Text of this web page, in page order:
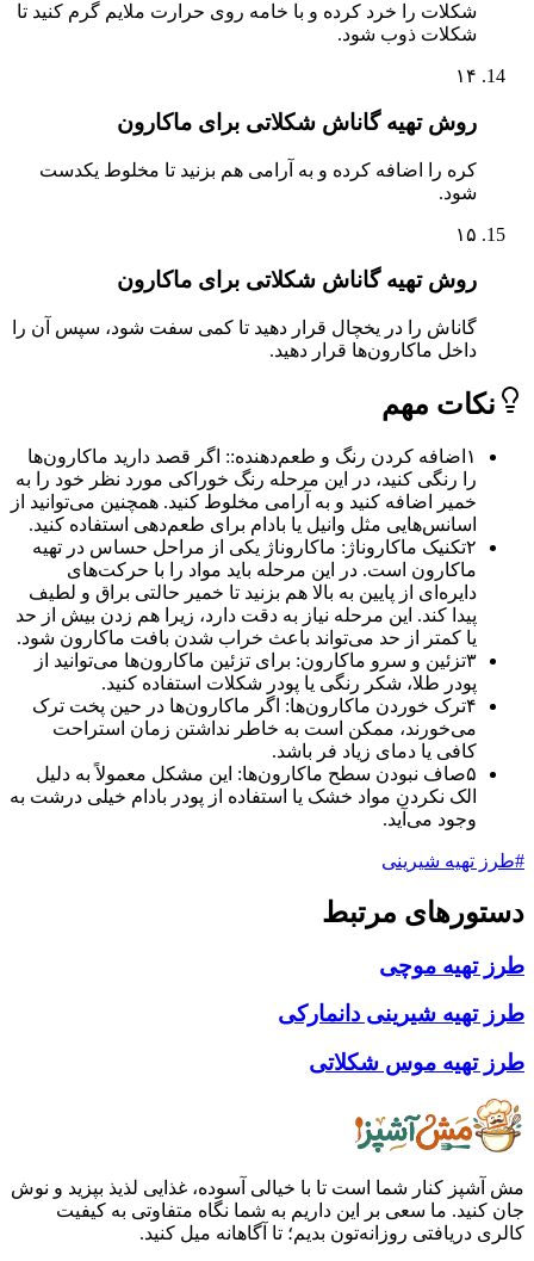
شکلات را خرد کرده و با خامه روی حرارت ملایم گرم کنید تا
شکلات ذوب شود.
روش تهیه گاناش شکلاتی برای ماکارون
کره را اضافه کرده و به آرامی هم بزنید تا مخلوط یکدست
روش تهیه گاناش شکلاتی برای ماکارون
گاناش را در یخچال قرار دهید تا کمی سفت شود، سپس آن را
داخل ماکارون‌ها قرار دهید.
مهم
اضافه کردن رنگ و طعم‌دهنده:: اگر قصد دارید ماکارون‌ها
را رنگی کنید، در این مرحله رنگ خوراکی مورد نظر خود را به
خمیر اضافه کنید و به آرامی مخلوط کنید. همچنین می‌توانید از
اسانس‌هایی مثل وانیل یا بادام برای طعم‌دهی استفاده کنید.
تکنیک ماکاروناژ: ماکاروناژ یکی از مراحل حساس در تهیه
ماکارون است. در این مرحله باید مواد را با حرکت‌های
دایره‌ای از پایین به بالا هم بزنید تا خمیر حالتی براق و لطیف
پیدا کند. این مرحله نیاز به دقت دارد، زیرا هم زدن بیش از حد
یا کمتر از حد می‌تواند باعث خراب شدن بافت ماکارون شود.
تزئین و سرو ماکارون‌: برای تزئین ماکارون‌ها می‌توانید از
پودر طلا، شکر رنگی یا پودر شکلات استفاده کنید.
ترک خوردن ماکارون‌ها: اگر ماکارون‌ها در حین پخت ترک
می‌خورند، ممکن است به خاطر نداشتن زمان استراحت
کافی یا دمای زیاد فر باشد.
صاف نبودن سطح ماکارون‌ها: این مشکل معمولاً به دلیل
الک نکردن مواد خشک یا استفاده از پودر بادام خیلی درشت به
وجود می‌آید.
شیرینی
مرتبط
موچی
شیرینی دانمارکی
موس شکلاتی
کنار شما است تا با خیالی آسوده، غذایی لذیذ بپزید و نوش
ما سعی بر این داریم به شما نگاه متفاوتی به کیفیت
روزانه‌تون بدیم؛ تا آگاهانه میل کنید.